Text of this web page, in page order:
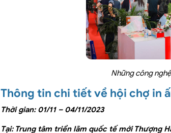
Những công
Thông tin chi tiết về hội chợ in
Thời gian: 01/11 – 04/11/2023
Tại: Trung tâm triển lãm quốc tế mới Thượng